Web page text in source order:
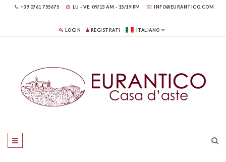
+39 0761 755675 LU - VE: 09/13 AM - 15/19 PM INFO@EURANTICO.COM
LOGIN REGISTRATI ITALIANO